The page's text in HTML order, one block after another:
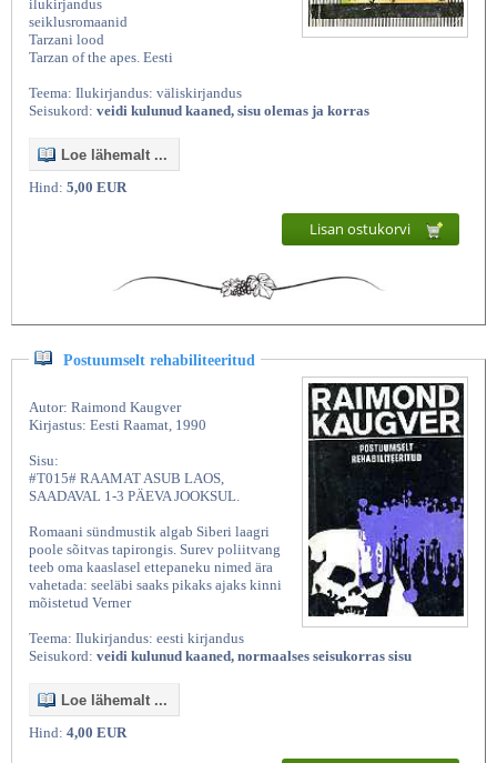
ilukirjandus
seiklusromaanid
Tarzani lood
Tarzan of the apes. Eesti
Teema: Ilukirjandus: väliskirjandus
Seisukord: veidi kulunud kaaned, sisu olemas ja korras
Loe lähemalt ...
Hind: 5,00 EUR
Lisan ostukorvi
Postuumselt rehabiliteeritud
Autor: Raimond Kaugver
Kirjastus: Eesti Raamat, 1990
Sisu:
#T015# RAAMAT ASUB LAOS,
SAADAVAL 1-3 PÄEVA JOOKSUL.
Romaani sündmustik algab Siberi laagri
poole sõitvas tapirongis. Surev poliitvang
teeb oma kaaslasel ettepaneku nimed ära
vahetada: seeläbi saaks pikaks ajaks kinni
mõistetud Verner
Teema: Ilukirjandus: eesti kirjandus
Seisukord: veidi kulunud kaaned, normaalses seisukorras sisu
Loe lähemalt ...
Hind: 4,00 EUR